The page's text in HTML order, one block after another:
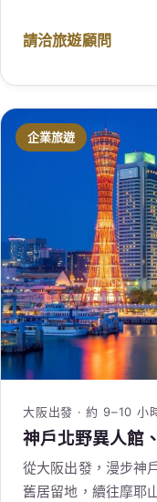
請洽旅遊顧問
企業旅遊
大阪出發 · 約 9–10 小
神戶北野異人館
從大阪出發，漫步神
舊居留地，續往摩耶